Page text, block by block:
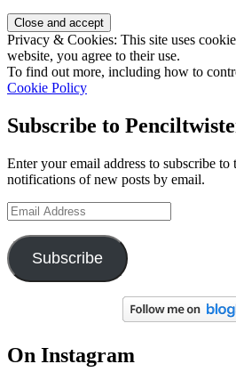
Privacy & Cookies: This site uses
website, you agree to their use.
To find out more, including how to
Cookie Policy
Subscribe to
Enter your email address to subscribe to
notifications of new posts by email.
Email
Address
Subscribe
On Instagram